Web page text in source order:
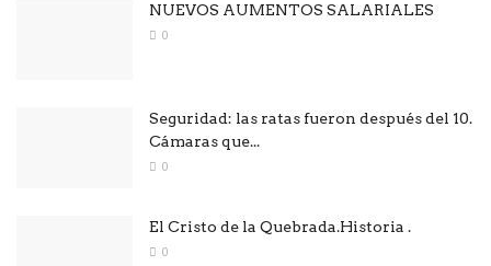
NUEVOS AUMENTOS SALARIALES
0
Seguridad: las ratas fueron después del 10.
Cámaras que...
0
El Cristo de la Quebrada.Historia .
0